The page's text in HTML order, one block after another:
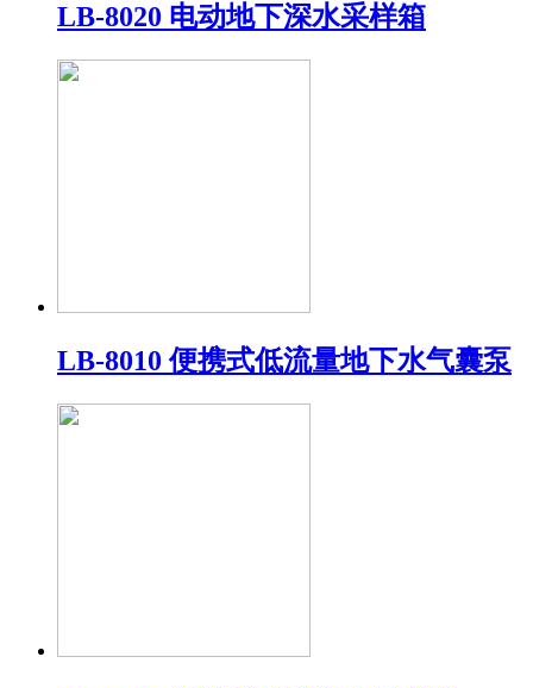
LB-8020 电动地下深水采样箱
LB-8010 便携式低流量地下水气囊泵